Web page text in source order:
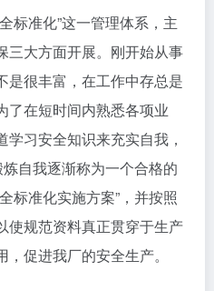
标准化”这一管理体系，主
三大方面开展。刚开始从事
是很丰富，在工作中存总是
了在短时间内熟悉各项业
习安全知识来充实自我，
自我逐渐称为一个合格的
标准化实施方案”，并按照
使规范资料真正贯穿于生产
促进我厂的安全生产。